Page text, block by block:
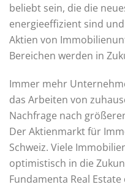
beliebt sein, die die
energieeffizient sind
Aktien von
Bereichen werden in
Immer mehr
das Arbeiten von
Nachfrage nach
Der Aktienmarkt für
Schweiz. Viele
optimistisch in die
Fundamenta Real